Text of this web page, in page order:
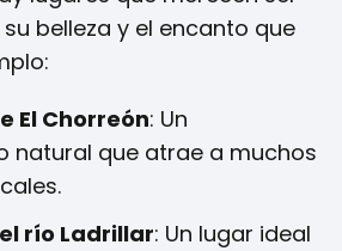
belleza y el encanto que
El Chorreón: Un
natural que atrae a muchos
río Ladrillar: Un lugar ideal